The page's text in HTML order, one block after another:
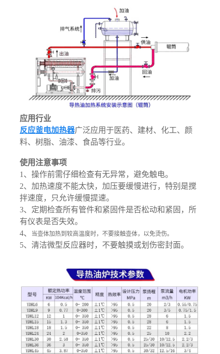
应用行业
反应釜电加热器广泛应用于医药、建材、化工、颜
料、树脂、油漆、食品等行业。
使用注意事项
1、操作前需仔细检查有无异常，避免触电。
2、加热速度不能太快，加压要缓慢进行，特别是搅
拌速度，只允许缓慢提速。
3、定期检查所有管件和紧固件是否松动和紧固，所
有仪表是否失效。
4、
当壶体加热到较高温度时，不要接触壶体，以免烫伤。
5、清洁微型反应器时，不要触摸或划伤密封面。